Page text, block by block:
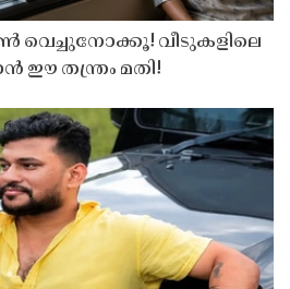
വെച്ചുനോക്കൂ! വീടുകളിലെ
ഈ തന്ത്രം മതി!